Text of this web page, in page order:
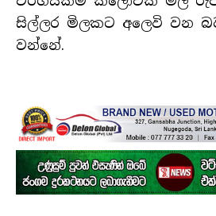
සිල්ලර මිලකට අලෙවි වන
වන්නේ.